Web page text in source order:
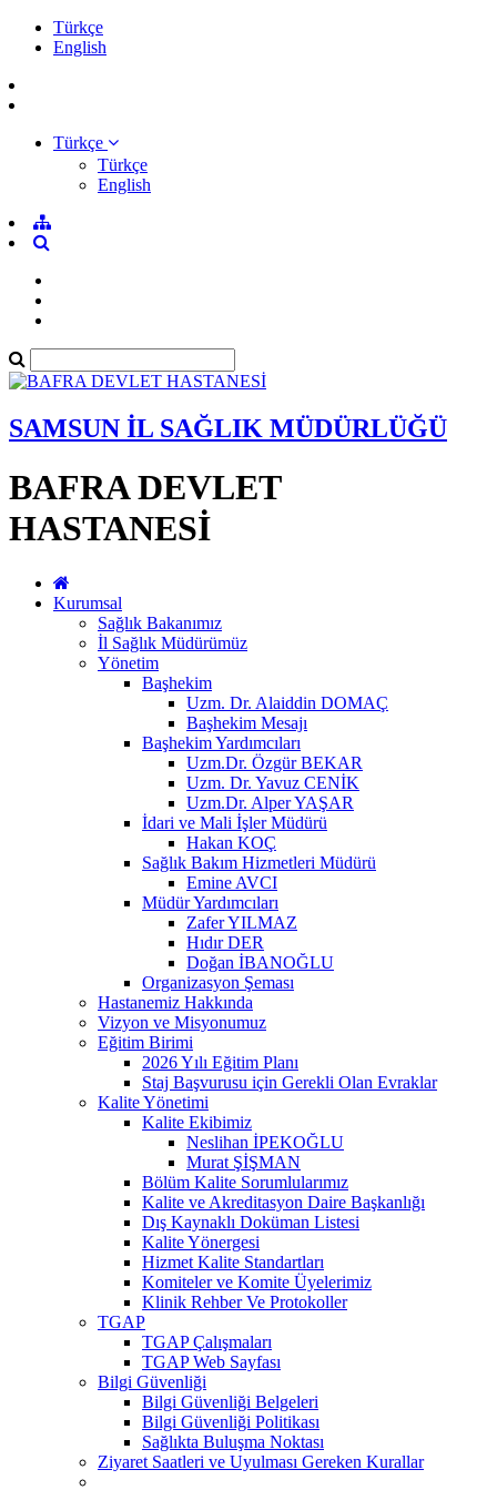
Türkçe
English
Türkçe
Türkçe
English
SAMSUN İL SAĞLIK MÜDÜRLÜĞÜ
BAFRA DEVLET
HASTANESİ
Kurumsal
Sağlık Bakanımız
İl Sağlık Müdürümüz
Yönetim
Başhekim
Uzm. Dr. Alaiddin DOMAÇ
Başhekim Mesajı
Başhekim Yardımcıları
Uzm.Dr. Özgür BEKAR
Uzm. Dr. Yavuz CENİK
Uzm.Dr. Alper YAŞAR
İdari ve Mali İşler Müdürü
Hakan KOÇ
Sağlık Bakım Hizmetleri Müdürü
Emine AVCI
Müdür Yardımcıları
Zafer YILMAZ
Hıdır DER
Doğan İBANOĞLU
Organizasyon Şeması
Hastanemiz Hakkında
Vizyon ve Misyonumuz
Eğitim Birimi
2026 Yılı Eğitim Planı
Staj Başvurusu için Gerekli Olan Evraklar
Kalite Yönetimi
Kalite Ekibimiz
Neslihan İPEKOĞLU
Murat ŞİŞMAN
Bölüm Kalite Sorumlularımız
Kalite ve Akreditasyon Daire Başkanlığı
Dış Kaynaklı Doküman Listesi
Kalite Yönergesi
Hizmet Kalite Standartları
Komiteler ve Komite Üyelerimiz
Klinik Rehber Ve Protokoller
TGAP
TGAP Çalışmaları
TGAP Web Sayfası
Bilgi Güvenliği
Bilgi Güvenliği Belgeleri
Bilgi Güvenliği Politikası
Sağlıkta Buluşma Noktası
Ziyaret Saatleri ve Uyulması Gereken Kurallar